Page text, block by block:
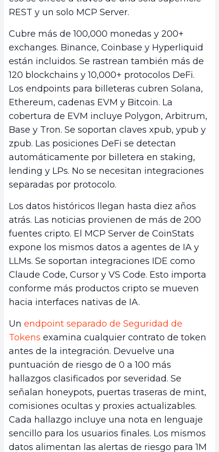
REST y un solo MCP Server.
Cubre más de 100,000 monedas y 200+
exchanges. Binance, Coinbase y Hyperliquid
están incluidos. Se rastrean también más de
120 blockchains y 10,000+ protocolos DeFi.
Los endpoints para billeteras cubren Solana,
Ethereum, cadenas EVM y Bitcoin. La
cobertura de EVM incluye Polygon, Arbitrum,
Base y Tron. Se soportan claves xpub, ypub y
zpub. Las posiciones DeFi se detectan
automáticamente por billetera en staking,
lending y LPs. No se necesitan integraciones
separadas por protocolo.
Los datos históricos llegan hasta diez años
atrás. Las noticias provienen de más de 200
fuentes cripto. El MCP Server de CoinStats
expone los mismos datos a agentes de IA y
LLMs. Se soportan integraciones IDE como
Claude Code, Cursor y VS Code. Esto importa
conforme más productos cripto se mueven
hacia interfaces nativas de IA.
Un endpoint separado de Seguridad de
Tokens examina cualquier contrato de token
antes de la integración. Devuelve una
puntuación de riesgo de 0 a 100 más
hallazgos clasificados por severidad. Se
señalan honeypots, puertas traseras de mint,
comisiones ocultas y proxies actualizables.
Cada hallazgo incluye una nota en lenguaje
sencillo para los usuarios finales. Los mismos
datos alimentan las alertas de riesgo para 1M